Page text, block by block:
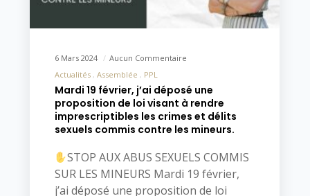
6 Mars 2024
Aucun Commentaire
Actualités
Assemblée PPL
Mardi 19 février, j’ai déposé une
proposition de loi visant à rendre
imprescriptibles les crimes et délits
sexuels commis contre les mineurs.
STOP AUX ABUS SEXUELS COMMIS
SUR LES MINEURS Mardi 19 février,
j’ai déposé une proposition de loi